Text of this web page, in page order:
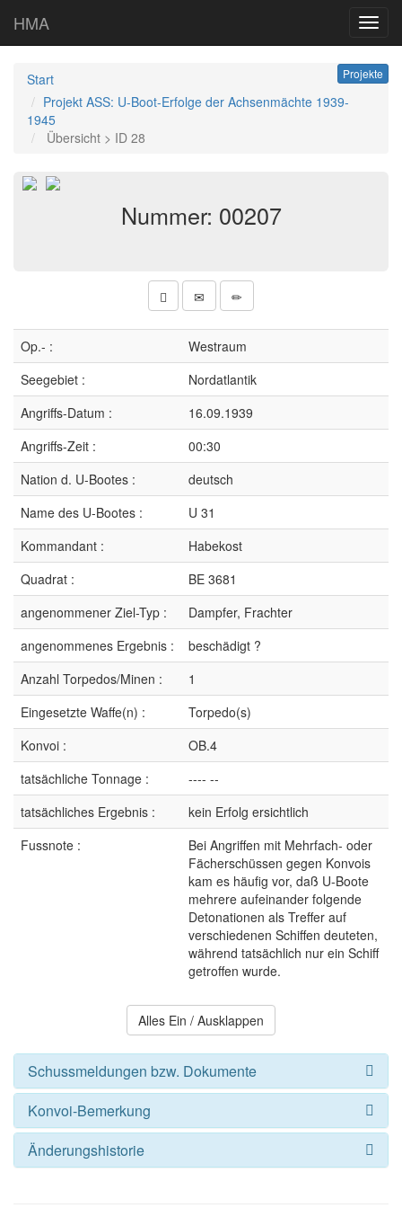
HMA
Projekte
Start
Projekt ASS: U-Boot-Erfolge der Achsenmächte 1939-
1945
Übersicht > ID 28
Nummer: 00207
Op.- :
Westraum
Seegebiet :
Nordatlantik
Angriffs-Datum :
16.09.1939
Angriffs-Zeit :
00:30
Nation d. U-Bootes :
deutsch
Name des U-Bootes :
U 31
Kommandant :
Habekost
Quadrat :
BE 3681
angenommener Ziel-Typ :
Dampfer, Frachter
angenommenes Ergebnis :
beschädigt ?
Anzahl Torpedos/Minen :
1
Eingesetzte Waffe(n) :
Torpedo(s)
Konvoi :
OB.4
tatsächliche Tonnage :
---- --
tatsächliches Ergebnis :
kein Erfolg ersichtlich
Fussnote :
Bei Angriffen mit Mehrfach- oder
Fächerschüssen gegen Konvois
kam es häufig vor, daß U-Boote
mehrere aufeinander folgende
Detonationen als Treffer auf
verschiedenen Schiffen deuteten,
während tatsächlich nur ein Schiff
getroffen wurde.
Alles Ein / Ausklappen
Schussmeldungen bzw. Dokumente
Konvoi-Bemerkung
Änderungshistorie